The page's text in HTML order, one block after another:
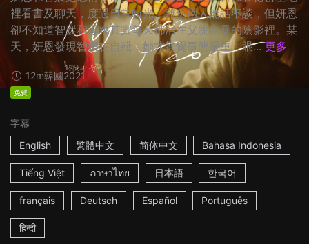
裡看書及聊天，度過日常時光。雖然兩人無話不談，但妍恩
卻不知道智媛和母親其實每天都活在父親家暴的陰影裡。某
天，妍恩發現智媛在自殘，她才驚覺事態嚴重，眼... 更多
12m韓國2021
免費
字幕
English
繁體中文 简体中文 Bahasa Indonesia
Tiếng Việt ภาษาไทย 日本語 한국어
français Deutsch Español Português
हिन्दी